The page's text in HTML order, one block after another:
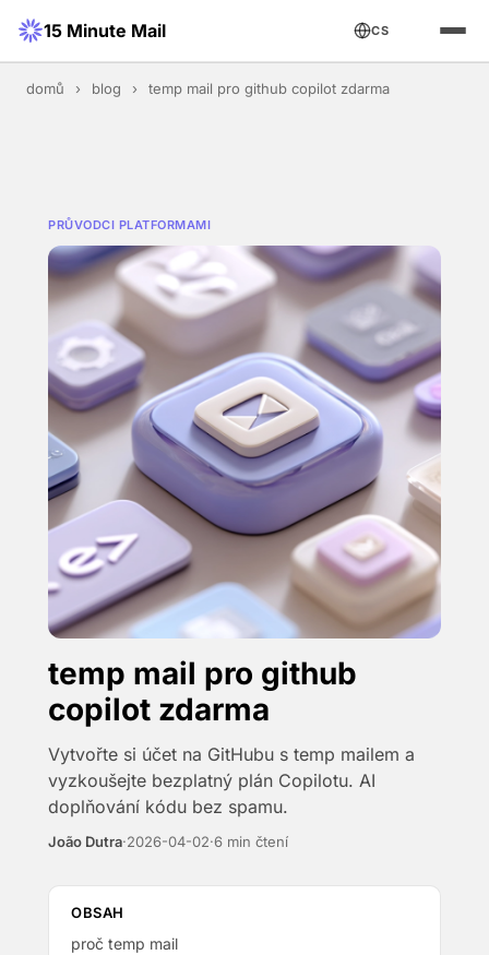
15 Minute Mail CS
domů › blog › temp mail pro github copilot zdarma
PRŮVODCI PLATFORMAMI
temp mail pro github
copilot zdarma
Vytvořte si účet na GitHubu s temp mailem a
vyzkoušejte bezplatný plán Copilotu. AI
doplňování kódu bez spamu.
João Dutra·2026-04-02·6 min čtení
OBSAH
proč temp mail